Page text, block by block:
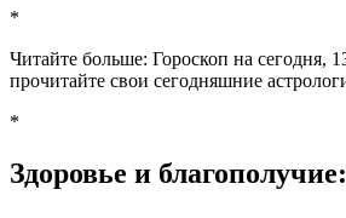
*
Читайте больше: Гороскоп на сегодня,
прочитайте свои сегодняшние
*
Здоровье и благополучие: